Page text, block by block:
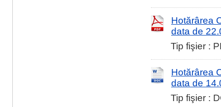
Hotărârea
data de
Tip fişier :
Hotărârea
data de
Tip fişier :